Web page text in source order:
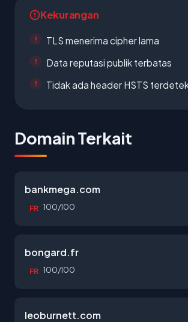
Kekurangan
TLS menerima cipher lama
Data reputasi publik terbatas
Tidak ada header HSTS
Domain Terkait
bankmega.com
FR 100/100
bongard.fr
FR 100/100
leoburnett.com